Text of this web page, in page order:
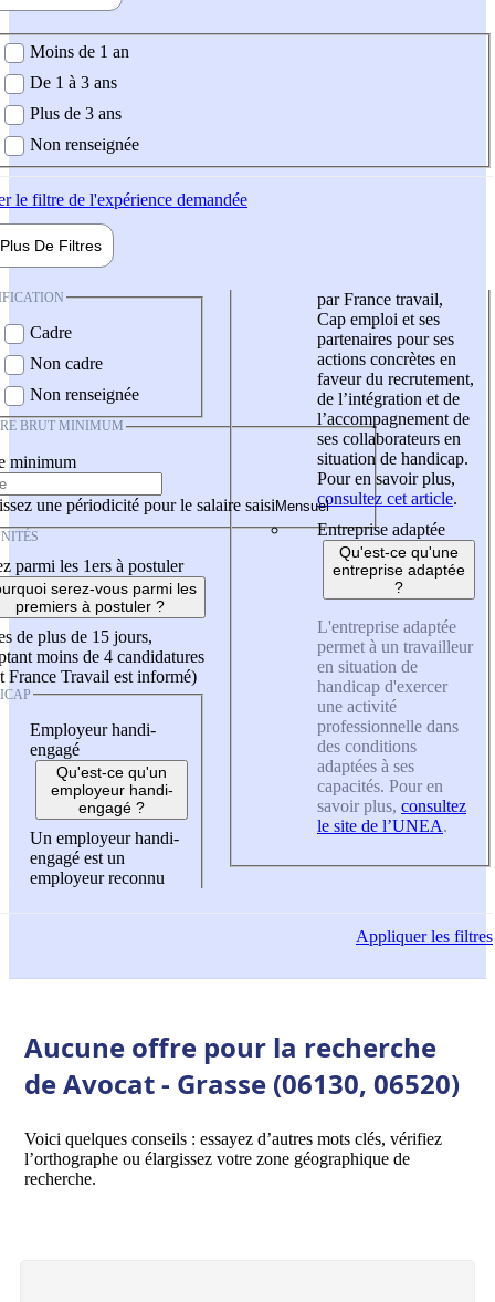
demandée
Moins de 1 an
De 1 à 3 ans
Plus de 3 ans
Non renseignée
le filtre de l'expérience demandée
Plus De Filtres
Cadre
Non cadre
Non renseignée
BRUT MINIMUM
minimum
une périodicité pour le salaire saisi
parmi les 1ers à postuler
serez-vous parmi les
premiers à postuler ?
de plus de 15 jours,
moins de 4 candidatures
France Travail est informé)
Employeur handi-
engagé
Qu'est-ce qu'un
employeur handi-
engagé ?
Un employeur handi-
engagé est un
employeur reconnu
par France travail,
Cap emploi et ses
partenaires pour ses
actions concrètes en
faveur du recrutement,
de l’intégration et de
l’accompagnement de
ses collaborateurs en
situation de handicap.
Pour en savoir plus,
consultez cet article.
Entreprise adaptée
Qu'est-ce qu'une
entreprise adaptée
?
L'entreprise adaptée
permet à un travailleur
en situation de
handicap d'exercer
une activité
professionnelle dans
des conditions
adaptées à ses
capacités. Pour en
savoir plus, consultez
le site de l’UNEA.
Appliquerles filtres
Aucune offre pour la recherche
de Avocat - Grasse (06130, 06520)
Voici quelques conseils : essayez d’autres mots clés, vérifiez
l’orthographe ou élargissez votre zone géographique de
recherche.